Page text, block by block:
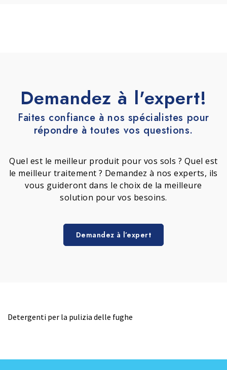
Demandez à l'expert!
Faites confiance à nos spécialistes pour
répondre à toutes vos questions.
Quel est le meilleur produit pour vos sols ? Quel est
le meilleur traitement ? Demandez à nos experts, ils
vous guideront dans le choix de la meilleure
solution pour vos besoins.
Demandez à l’expert
Detergenti per la pulizia delle fughe